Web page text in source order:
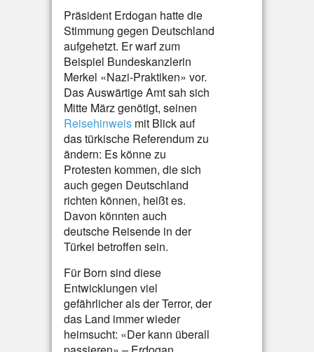
Präsident Erdogan hatte die
Stimmung gegen Deutschland
aufgehetzt. Er warf zum
Beispiel Bundeskanzlerin
Merkel «Nazi-Praktiken» vor.
Das Auswärtige Amt sah sich
Mitte März genötigt, seinen
Reisehinweis mit Blick auf
das türkische Referendum zu
ändern: Es könne zu
Protesten kommen, die sich
auch gegen Deutschland
richten können, heißt es.
Davon könnten auch
deutsche Reisende in der
Türkei betroffen sein.
Für Born sind diese
Entwicklungen viel
gefährlicher als der Terror, der
das Land immer wieder
heimsucht: «Der kann überall